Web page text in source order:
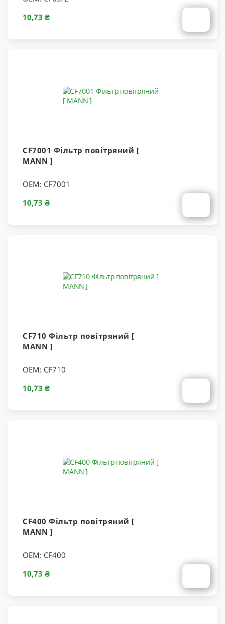
10,73 ₴
CF7001 Фільтр повітряний [
MANN ]
OEM: CF7001
10,73 ₴
CF710 Фільтр повітряний [
MANN ]
OEM: CF710
10,73 ₴
CF400 Фільтр повітряний [
MANN ]
OEM: CF400
10,73 ₴